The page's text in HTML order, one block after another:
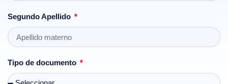
Segundo Apellido
Tipo de documento